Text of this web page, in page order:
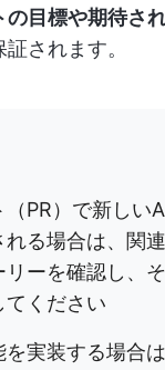
の目標や期待さ
されます。
PR）で新しい
れる場合は、関
ーを確認し、
ください
を実装する場合